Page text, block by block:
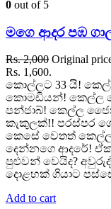
0 out of 5
මගෙ ආදර පඹ
Rs.2,000 Original
Rs. 1,600.
කොල්ලට 33 යි!
කොමඩියන්! කෙල්ල
පන්ජාබ්! කෙල්ල
කැකුලක්!! පරස්පර
කෙසේ වෙතත්
දෙන්නගෙ ආදරේ!
පුළුවන් වෙයිද?
දොළහක් ගියාට
Add to cart